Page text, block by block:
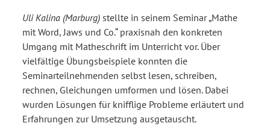
Uli Kalina (Marburg) stellte in seinem Seminar „Mathe
mit Word, Jaws und Co.“ praxisnah den konkreten
Umgang mit Matheschrift im Unterricht vor. Über
vielfältige Übungsbeispiele konnten die
Seminarteilnehmenden selbst lesen, schreiben,
rechnen, Gleichungen umformen und lösen. Dabei
wurden Lösungen für knifflige Probleme erläutert und
Erfahrungen zur Umsetzung ausgetauscht.